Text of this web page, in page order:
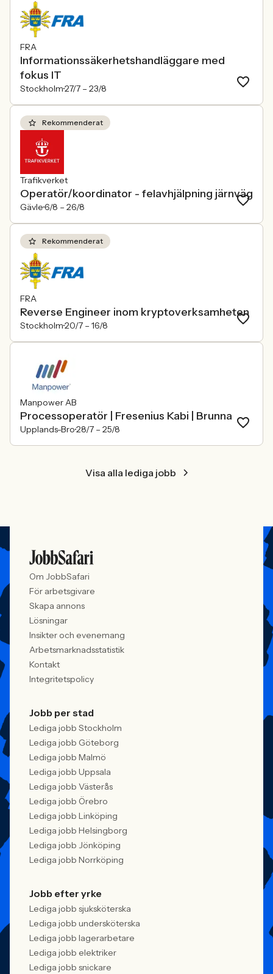
FRA
Informationssäkerhetshandläggare med
fokus IT
Stockholm27/7 – 23/8
Rekommenderat
Trafikverket
Operatör/koordinator - felavhjälpning järnväg
Gävle6/8 – 26/8
Rekommenderat
FRA
Reverse Engineer inom kryptoverksamheten
Stockholm20/7 – 16/8
Manpower AB
Processoperatör | Fresenius Kabi | Brunna
Upplands-Bro28/7 – 25/8
Visa alla lediga jobb
Om JobbSafari
För arbetsgivare
Skapa annons
Lösningar
Insikter och evenemang
Arbetsmarknadsstatistik
Kontakt
Integritetspolicy
Jobb per stad
Lediga jobb Stockholm
Lediga jobb Göteborg
Lediga jobb Malmö
Lediga jobb Uppsala
Lediga jobb Västerås
Lediga jobb Örebro
Lediga jobb Linköping
Lediga jobb Helsingborg
Lediga jobb Jönköping
Lediga jobb Norrköping
Jobb efter yrke
Lediga jobb sjuksköterska
Lediga jobb undersköterska
Lediga jobb lagerarbetare
Lediga jobb elektriker
Lediga jobb snickare